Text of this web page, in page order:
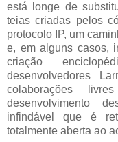
está longe de
teias criadas pelos
protocolo IP, um
e, em alguns casos,
criação
desenvolvedores
colaborações
desenvolvimento
infindável que é
totalmente aberta ao